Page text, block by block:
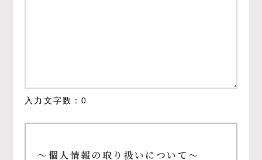
入力文字数： 0
～個人情報の取り扱いについて～